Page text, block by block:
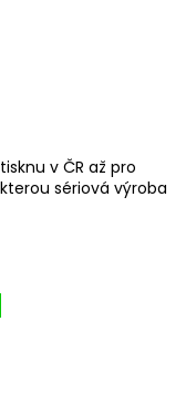
v ČR až pro
sériová výroba